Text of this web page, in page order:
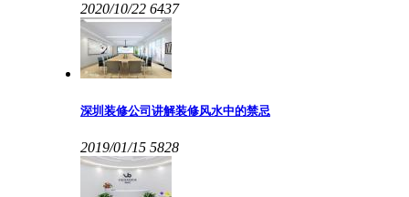
2020/10/22 6437
深圳装修公司讲解装修风水中的禁忌
2019/01/15 5828